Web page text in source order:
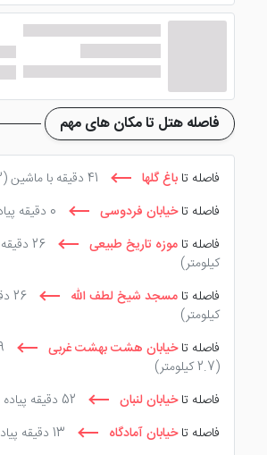
رستوران و کافی شاپ
رستوران و کافی شاپ هتلبسیار
طراحی رستوران به سبک سنتی اما شیک
انتخاب کنند.
یکی دیگر از جذابیت های این هتل در
گفت بپردازند می توانند سری به
میهمانان هتل می توانند لحظات
مدنظرش است را سفارش دهد. به
فاصله هتل تا مکان های مهم
فاصله تا باغ گلها 41 دقیقه با ماشین
(31.3 کیلومتر)
فاصله تاخیابان فردوسی 0 دقیقه پیاده روی
فاصله تا موزه تاریخ طبیعی 26 دقیقه پیاده روی
کیلومتر)
فاصله تا مسجد شیخ لطف الله 26 دقیقه پیاده روی
کیلومتر)
فاصله تاخیابان هشت بهشت غربی
39
(2.7 کیلومتر)
فاصله تاخیابان لنبان 52 دقیقه پیاده روی
فاصله تاخیابان آمادگاه 13 دقیقه پیاده روی